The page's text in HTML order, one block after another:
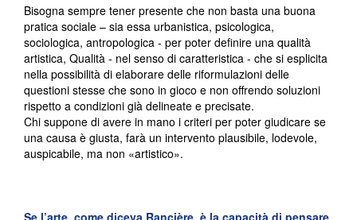
Bisogna sempre tener presente che non basta una buona
pratica sociale – sia essa urbanistica, psicologica,
sociologica, antropologica - per poter definire una qualità
artistica, Qualità - nel senso di caratteristica - che si esplicita
nella possibilità di elaborare delle riformulazioni delle
questioni stesse che sono in gioco e non offrendo soluzioni
rispetto a condizioni già delineate e precisate.
Chi suppone di avere in mano i criteri per poter giudicare se
una causa è giusta, farà un intervento plausibile, lodevole,
auspicabile, ma non «artistico».